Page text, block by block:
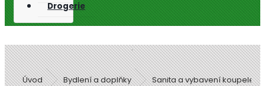
Drogerie
Úvod Bydlení a doplňky Sanita a vybavení koupelen